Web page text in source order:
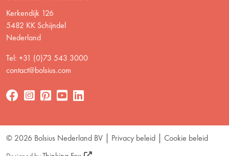
Kerkendijk 126
5482 KK Schijndel
Nederland
Tel: +31 (0)73 543 3000
contact@bolsius.com
© 2026 Bolsius Nederland BV Privacy beleid Cookie beleid